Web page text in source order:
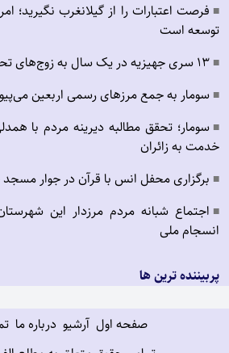
■ فرصت اعتبارات را از گیلانغرب نگیرید؛
توسعه است
■ ۱۳ سری جهیزیه در یک سال به زوج‌های تحت پوشش اهدا شد
■ سومار به جمع مرزهای رسمی اربعین
■ سومار؛ تحقق مطالبه دیرینه مردم با
خدمت به زائران
■ برگزاری محفل انس با قرآن در جوار
■ اجتماع شبانه مردم مرزدار این
انسجام ملی
پربیننده ترین ها
صفحه اول آرشیو درباره ما